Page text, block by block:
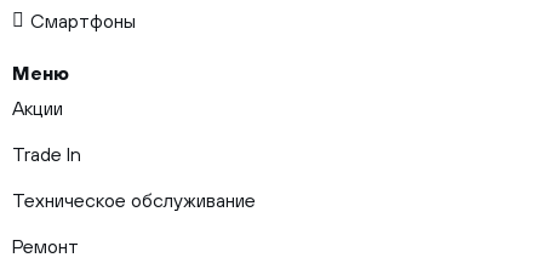
Смартфоны
Меню
Акции
Trade In
Техническое обслуживание
Ремонт